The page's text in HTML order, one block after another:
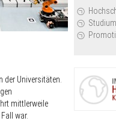
Universitäten.
mittlerweile
war.
Studium